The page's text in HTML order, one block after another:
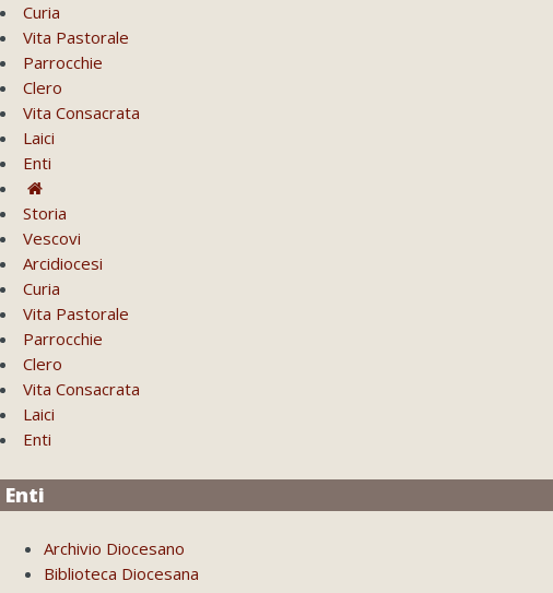
Curia
Vita Pastorale
Parrocchie
Clero
Vita Consacrata
Laici
Enti
Storia
Vescovi
Arcidiocesi
Curia
Vita Pastorale
Parrocchie
Clero
Vita Consacrata
Laici
Enti
Enti
Archivio Diocesano
Biblioteca Diocesana